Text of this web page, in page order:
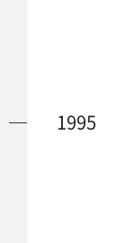
1995